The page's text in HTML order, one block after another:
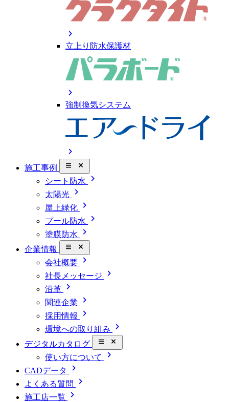
chevron_right
立上り防水保護材
chevron_right
強制換気システム
chevron_right
施工事例 close_small
シート防水 chevron_right
太陽光 chevron_right
屋上緑化 chevron_right
プール防水 chevron_right
塗膜防水 chevron_right
企業情報 close_small
会社概要 chevron_right
社長メッセージ chevron_right
沿革 chevron_right
関連企業 chevron_right
採用情報 chevron_right
環境への取り組み chevron_right
デジタルカタログ close_small
使い方について chevron_right
CADデータ chevron_right
よくある質問 chevron_right
施工店一覧
chevron_right